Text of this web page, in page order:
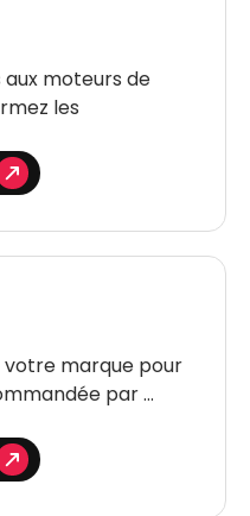
moteurs de
les
votre marque pour
par …